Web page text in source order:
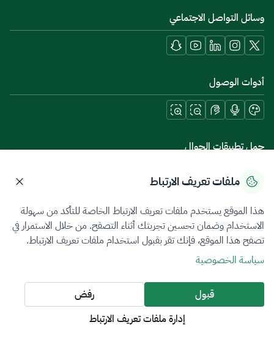
وسائل التواصل الاجتماعي
أدوات الوصول
حمل تطبيقات الجوال
سياسة الخصوصيةشروط الاستخدامخريطة الموقع
جميع الحقوق محفوظة 2026 © ZATCA.GOV.SA
تم تطويره وصيانته بواسطة هيئة الزكاة والضريبة والجمارك
آخر تحديث للموقع في
ملفات تعريف الارتباط
هذا الموقع يستخدم ملفات تعريف الارتباط الخاصة للتأكد من سهولة
الاستخدام وضمان تحسين تجربتك أثناء التصفح. من خلال الاستمرار في
تصفح هذا الموقع، فإنك تقر بقبول استخدام ملفات تعريف الارتباط.
سياسة الخصوصية
قبول
رفض
إدارة ملفات تعريف الارتباط